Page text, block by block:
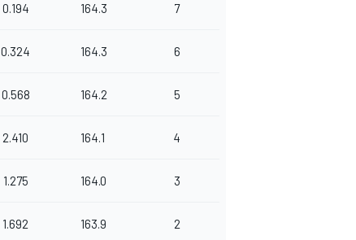
0.194 164.3 7
0.324 164.3 6
0.568 164.2 5
2.410 164.1 4
1.275 164.0 3
1.692 163.9 2